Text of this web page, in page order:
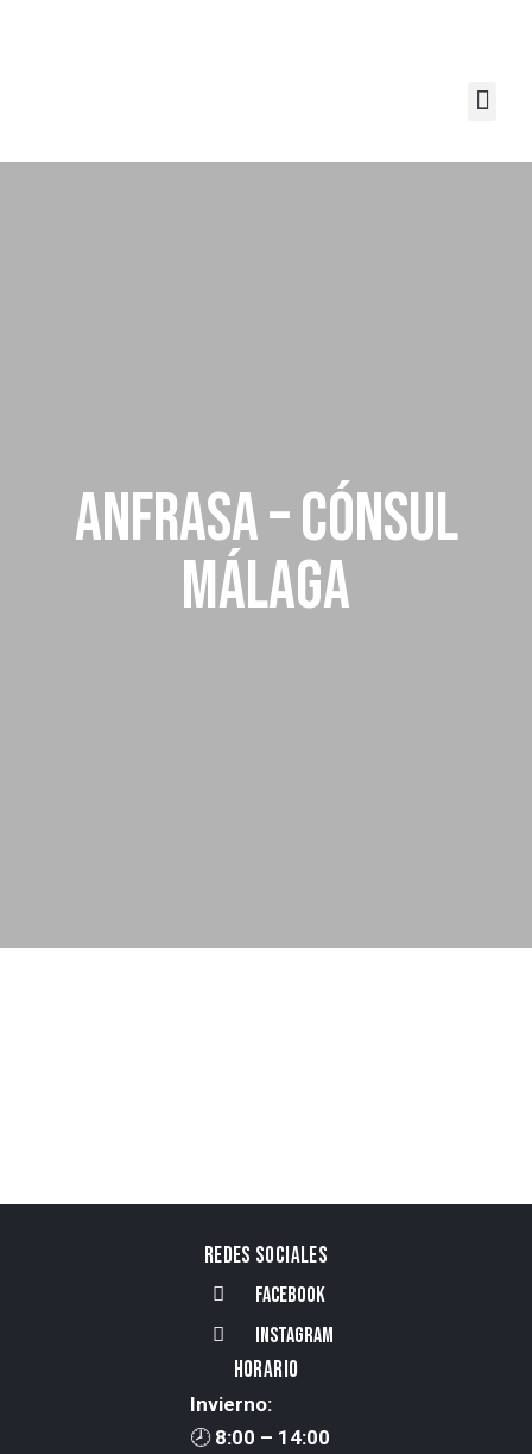
ANFRASA – CÓNSUL
MÁLAGA
HORARIO
Invierno:
🕗 8:00 – 14:00
REDES SOCIALES
FACEBOOK
INSTAGRAM